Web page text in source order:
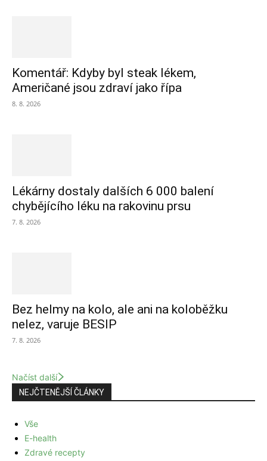
Komentář: Kdyby byl steak lékem,
Američané jsou zdraví jako řípa
8. 8. 2026
Lékárny dostaly dalších 6 000 balení
chybějícího léku na rakovinu prsu
7. 8. 2026
Bez helmy na kolo, ale ani na koloběžku
nelez, varuje BESIP
7. 8. 2026
Načíst další
NEJČTENĚJŠÍ ČLÁNKY
Vše
E-health
Zdravé recepty